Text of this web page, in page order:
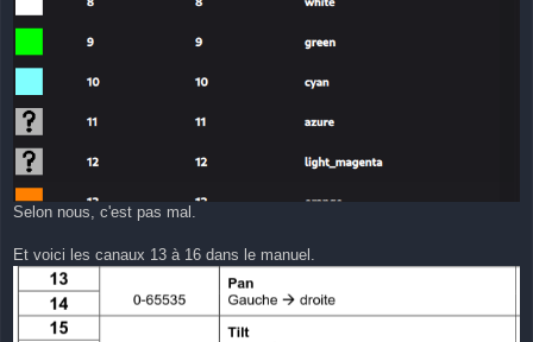
Selon nous, c'est pas mal.
Et voici les canaux 13 à 16 dans le manuel.